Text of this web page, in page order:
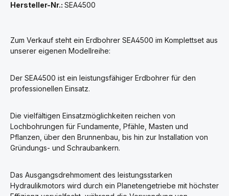
Hersteller-Nr.: SEA4500
Zum Verkauf steht ein Erdbohrer SEA4500 im Komplettset aus
unserer eigenen Modellreihe:
Der SEA4500 ist ein leistungsfähiger Erdbohrer für den
professionellen Einsatz.
Die vielfältigen Einsatzmöglichkeiten reichen von
Lochbohrungen für Fundamente, Pfähle, Masten und
Pflanzen, über den Brunnenbau, bis hin zur Installation von
Gründungs- und Schraubankern.
Das Ausgangsdrehmoment des leistungsstarken
Hydraulikmotors wird durch ein Planetengetriebe mit höchster